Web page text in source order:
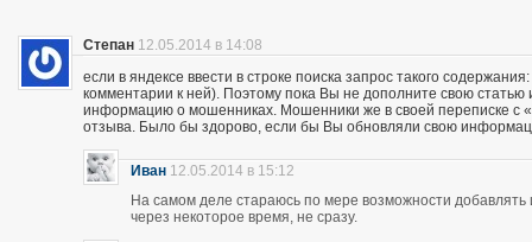
Степан 12.05.2014 в 14:08
если в яндексе ввести в строке поиска запрос такого
комментарии к ней). Поэтому пока Вы не дополните свою
информацию о мошенниках. Мошенники же в своей переписке с
отзыва. Было бы здорово, если бы Вы обновляли свою
Иван 12.05.2014 в 15:12
На самом деле стараюсь по мере возможности
через некоторое время, не сразу.